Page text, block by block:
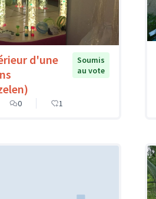
d'une
Soumis
au vote
0 1